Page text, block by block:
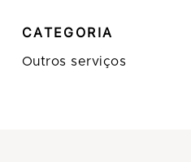
CATEGORIA
Outros serviços